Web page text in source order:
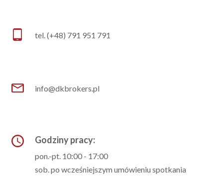
tel. (+48) 791 951 791
info@dkbrokers.pl
Godziny pracy:
pon.-pt. 10:00 - 17:00
sob. po wcześniejszym umówieniu spotkania